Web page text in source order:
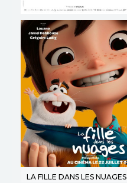
LA BATAILLE DE GAULLE -
PARTIE 2 : J'ÉCRIS TON
NOM
Horaires et Infos
Bande-annonce
Réservation
TOUT PUBLIC VO
LA FILLE DANS LES NUAGES